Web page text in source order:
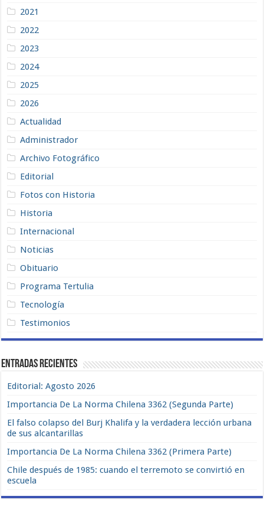
2021
2022
2023
2024
2025
2026
Actualidad
Administrador
Archivo Fotográfico
Editorial
Fotos con Historia
Historia
Internacional
Noticias
Obituario
Programa Tertulia
Tecnología
Testimonios
Entradas recientes
Editorial: Agosto 2026
Importancia De La Norma Chilena 3362 (Segunda Parte)
El falso colapso del Burj Khalifa y la verdadera lección urbana
de sus alcantarillas
Importancia De La Norma Chilena 3362 (Primera Parte)
Chile después de 1985: cuando el terremoto se convirtió en
escuela